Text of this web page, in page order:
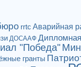
rrtc Аварийная
ДОСААФ
"Победа"
гранты